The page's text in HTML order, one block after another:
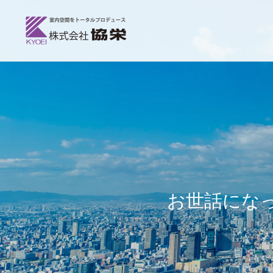
お世話にな